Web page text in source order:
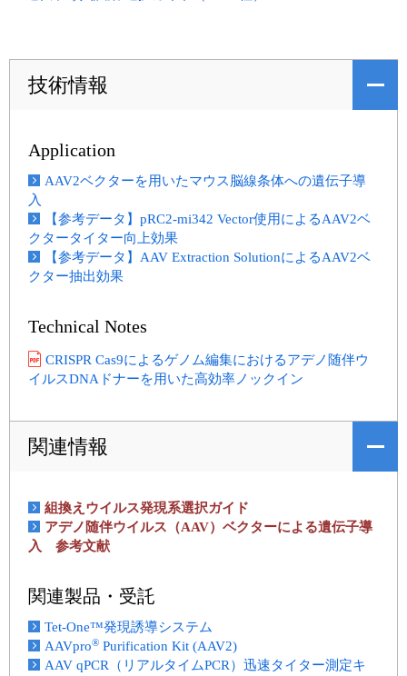
技術情報
Application
AAV2ベクターを用いたマウス脳線条体への遺伝子導
入
【参考データ】pRC2-mi342 Vector使用によるAAV2ベ
クタータイター向上効果
【参考データ】AAV Extraction SolutionによるAAV2ベ
クター抽出効果
Technical Notes
CRISPR Cas9によるゲノム編集におけるアデノ随伴ウ
イルスDNAドナーを用いた高効率ノックイン
関連情報
組換えウイルス発現系選択ガイド
アデノ随伴ウイルス（AAV）ベクターによる遺伝子導
入 参考文献
関連製品・受託
Tet-One™発現誘導システム
AAVpro® Purification Kit (AAV2)
AAV qPCR（リアルタイムPCR）迅速タイター測定キ